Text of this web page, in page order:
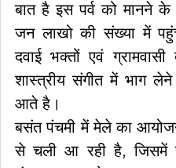
बात है इस पर्व को मानने
जन लाखो की संख्या में
दवाई भक्तों एवं ग्रामवासी
शास्त्रीय संगीत में भाग
आते है।
बसंत पंचमी में मेले का आयोजन
से चली आ रही है, जिसमें